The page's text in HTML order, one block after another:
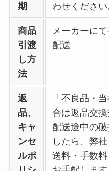
期
わせください
商品
引渡
し方
法
メーカーに
配送
返
品、
キャ
ンセ
ルポ
「不良品・
合は返品交換
配送途中の
したら、弊
送料・手数